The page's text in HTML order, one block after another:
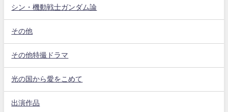
シン・機動戦士ガンダム論
その他
その他特撮ドラマ
光の国から愛をこめて
出演作品